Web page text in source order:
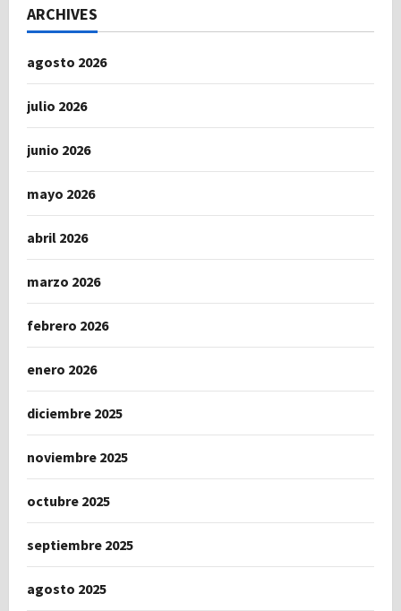
ARCHIVES
agosto 2026
julio 2026
junio 2026
mayo 2026
abril 2026
marzo 2026
febrero 2026
enero 2026
diciembre 2025
noviembre 2025
octubre 2025
septiembre 2025
agosto 2025